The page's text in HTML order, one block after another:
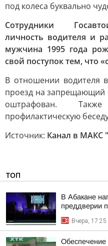
под колеса буквально
Сотрудники
личность водителя и
мужчина 1995 года
свой поступок тем, что
В отношении водителя
проезд на запрещающий
оштрафован.
профилактическую
Источник: Канал в МАКС
ТОП
В Абакане
преддверии
Вчера, 17:25
Обеспечение